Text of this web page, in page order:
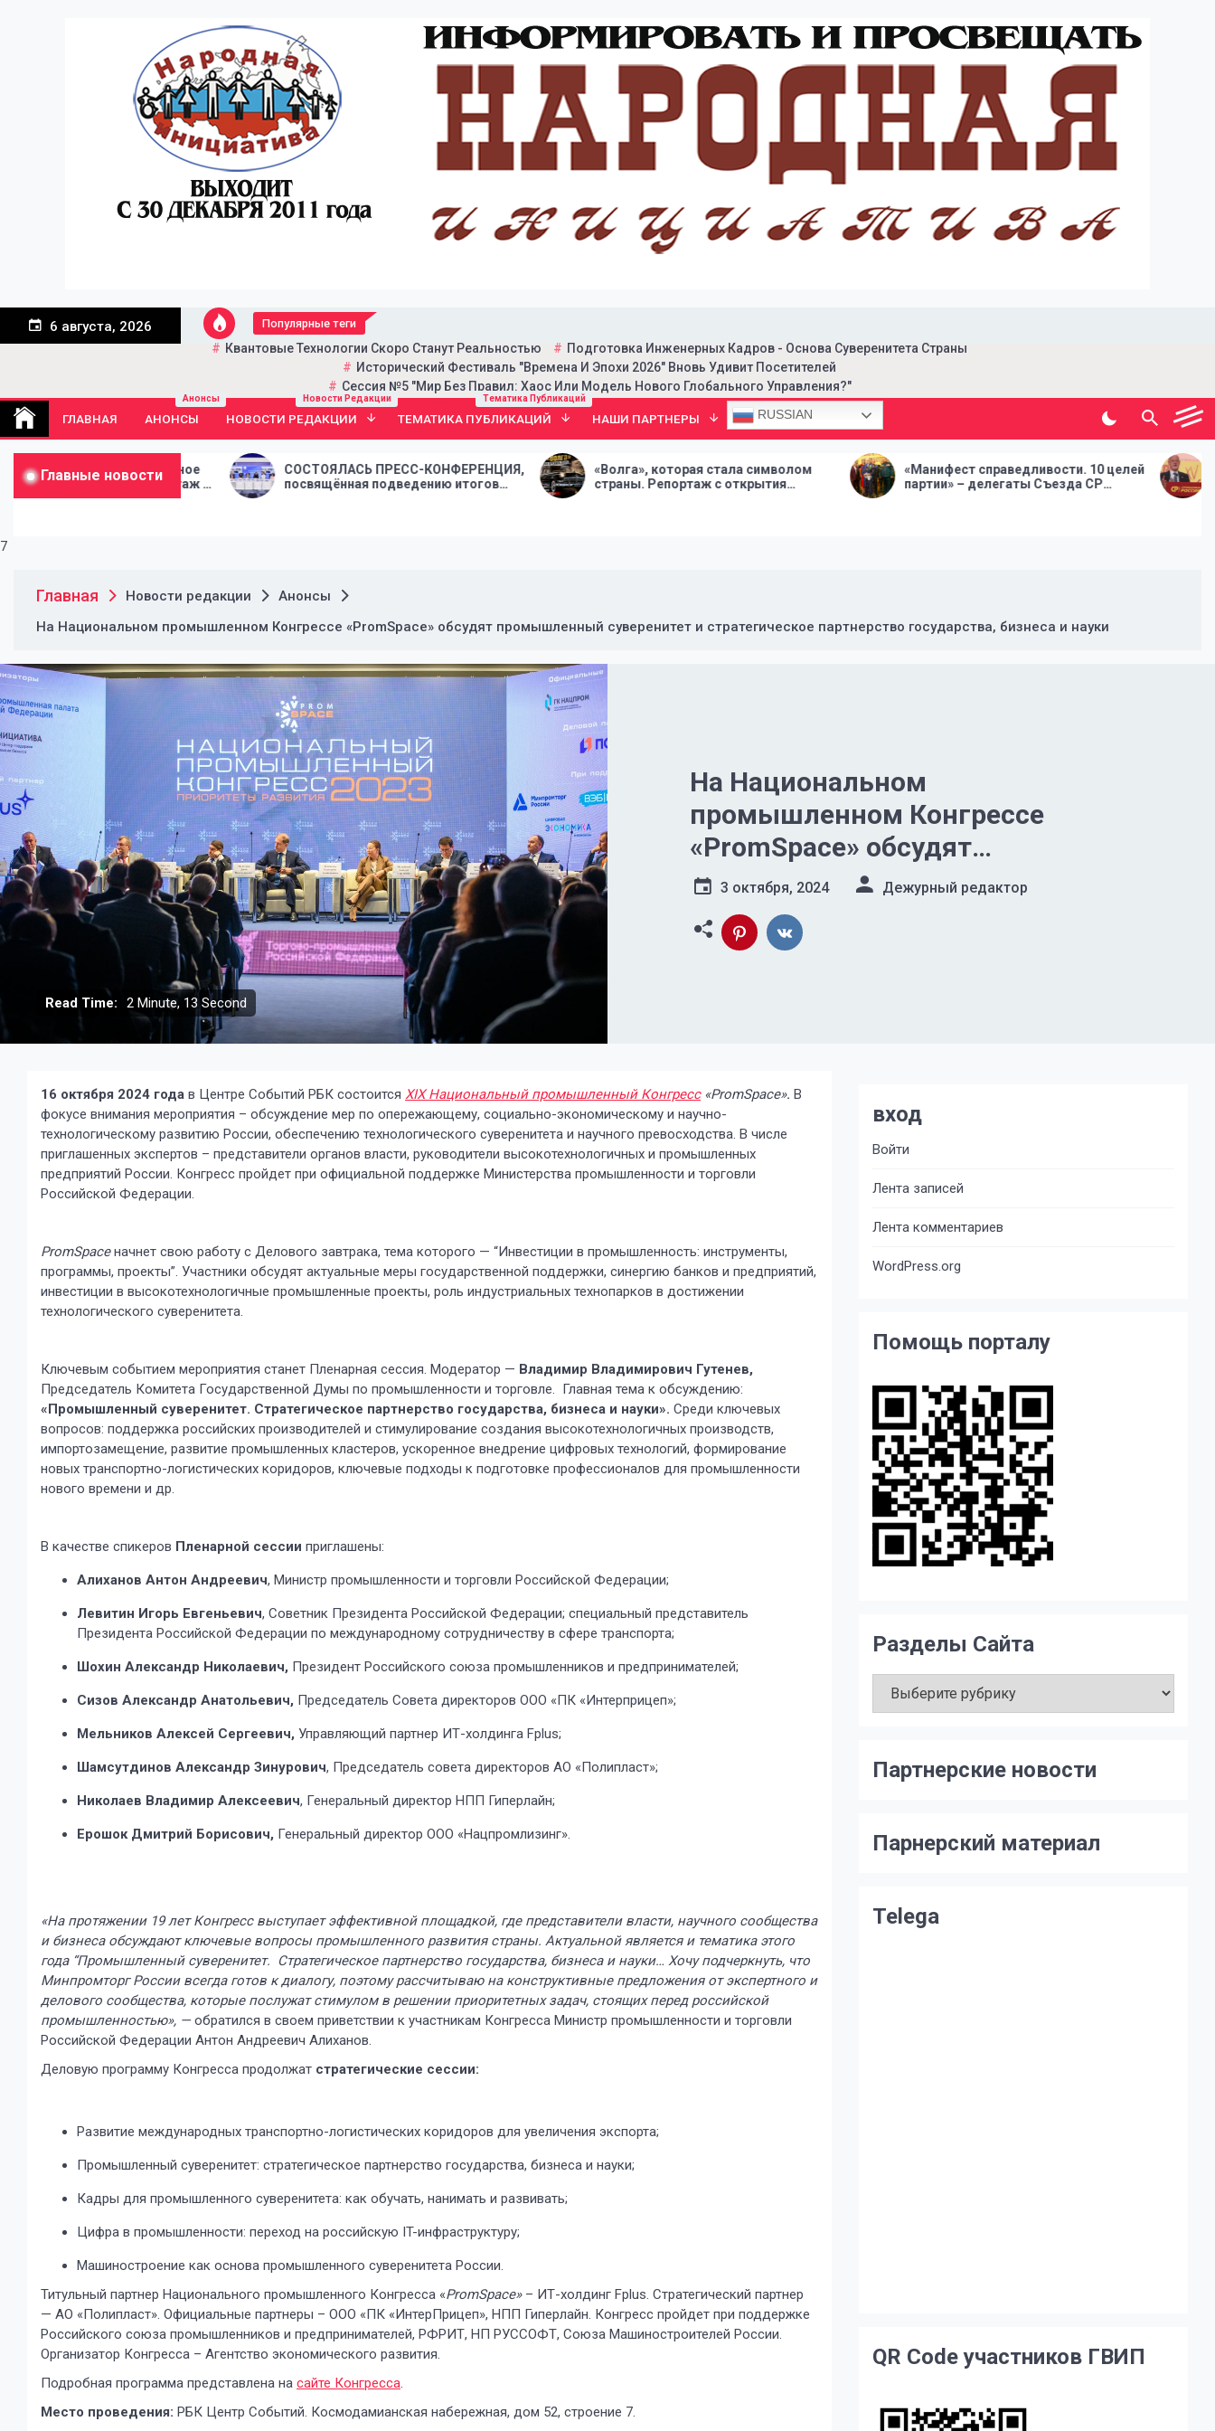
6 августа, 2026 Популярные теги
Квантовые Технологии Скоро Станут Реальностью
Подготовка Инженерных Кадров - Основа Суверенитета Страны
Исторический Фестиваль "Времена И Эпохи 2026" Вновь Удивит Посетителей
Сессия №5 "Мир Без Правил: Хаос Или Модель Нового Глобального Управления?"
Портал общественно-политической газеты "Народная инициатива"
ГЛАВНАЯ АНОНСЫ
Анонсы
НОВОСТИ РЕДАКЦИИ
Новости Редакции
ТЕМАТИКА ПУБЛИКАЦИЙ
Тематика Публикаций
НАШИ ПАРТНЕРЫ RUSSIAN
Главные новости
в огромное
репортаж с
СОСТОЯЛАСЬ ПРЕСС-КОНФЕРЕНЦИЯ,
посвящённая подведению итогов
сезона 2025/2026 «Покровка.Театр»
«Волга», которая стала символом
страны. Репортаж с открытия
выставки «ГАЗ-21. Сквозь время»
«Манифест справедливости. 10 целей
партии» – делегаты Съезда СР
приняли Предвыборную программу
Выступление
ходе второй
СПРАВЕДЛИВАЯ
7
Главная Новости редакции
Анонсы
На Национальном промышленном Конгрессе «PromSpace» обсудят промышленный суверенитет и стратегическое партнерство государства, бизнеса и науки
Read Time: 2 Minute, 13 Second
На Национальном
промышленном Конгрессе
«PromSpace» обсудят
промышленный суверенитет и
стратегическое партнерство
государства, бизнеса и науки
3 октября, 2024 Дежурный редактор
16 октября 2024 года в Центре Событий РБК состоится XIX Национальный промышленный Конгресс «PromSpace». В
фокусе внимания мероприятия – обсуждение мер по опережающему, социально-экономическому и научно-
технологическому развитию России, обеспечению технологического суверенитета и научного превосходства. В числе
приглашенных экспертов – представители органов власти, руководители высокотехнологичных и промышленных
предприятий России. Конгресс пройдет при официальной поддержке Министерства промышленности и торговли
Российской Федерации.
PromSpaceначнет свою работу с Делового завтрака, тема которого — “Инвестиции в промышленность: инструменты,
программы, проекты”. Участники обсудят актуальные меры государственной поддержки, синергию банков и предприятий,
инвестиции в высокотехнологичные промышленные проекты, роль индустриальных технопарков в достижении
технологического суверенитета.
Ключевым событием мероприятия станет Пленарная сессия. Модератор — Владимир Владимирович Гутенев,
Председатель Комитета Государственной Думы по промышленности и торговле. Главная тема к обсуждению:
«Промышленный суверенитет. Стратегическое партнерство государства, бизнеса и науки». Среди ключевых
вопросов: поддержка российских производителей и стимулирование создания высокотехнологичных производств,
импортозамещение, развитие промышленных кластеров, ускоренное внедрение цифровых технологий, формирование
новых транспортно-логистических коридоров, ключевые подходы к подготовке профессионалов для промышленности
нового времени и др.
В качестве спикеров Пленарной сессии приглашены:
Алиханов Антон Андреевич, Министр промышленности и торговли Российской Федерации;
Левитин Игорь Евгеньевич, Советник Президента Российской Федерации; специальный представитель
Президента Российской Федерации по международному сотрудничеству в сфере транспорта;
Шохин Александр Николаевич, Президент Российского союза промышленников и предпринимателей;
Сизов Александр Анатольевич, Председатель Совета директоров ООО «ПК «Интерприцеп»;
Мельников Алексей Сергеевич, Управляющий партнер ИТ-холдинга Fplus;
Шамсутдинов Александр Зинурович, Председатель совета директоров АО «Полипласт»;
Николаев Владимир Алексеевич, Генеральный директор НПП Гиперлайн;
Ерошок Дмитрий Борисович, Генеральный директор ООО «Нацпромлизинг».
«На протяжении 19 лет Конгресс выступает эффективной площадкой, где представители власти, научного сообщества
и бизнеса обсуждают ключевые вопросы промышленного развития страны. Актуальной является и тематика этого
года “Промышленный суверенитет. Стратегическое партнерство государства, бизнеса и науки… Хочу подчеркнуть, что
Минпромторг России всегда готов к диалогу, поэтому рассчитываю на конструктивные предложения от экспертного и
делового сообщества, которые послужат стимулом в решении приоритетных задач, стоящих перед российской
промышленностью», —обратился в своем приветствии к участникам Конгресса Министр промышленности и торговли
Российской Федерации Антон Андреевич Алиханов.
Деловую программу Конгресса продолжат стратегические сессии:
Развитие международных транспортно-логистических коридоров для увеличения экспорта;
Промышленный суверенитет: стратегическое партнерство государства, бизнеса и науки;
Кадры для промышленного суверенитета: как обучать, нанимать и развивать;
Цифра в промышленности: переход на российскую IT-инфраструктуру;
Машиностроение как основа промышленного суверенитета России.
Титульный партнер Национального промышленного Конгресса «PromSpace»– ИТ-холдинг Fplus. Стратегический партнер
— АО «Полипласт». Официальные партнеры – ООО «ПК «ИнтерПрицеп», НПП Гиперлайн. Конгресс пройдет при поддержке
Российского союза промышленников и предпринимателей, РФРИТ, НП РУССОФТ, Союза Машиностроителей России.
Организатор Конгресса – Агентство экономического развития.
Подробная программа представлена на сайте Конгресса.
Место проведения: РБК Центр Событий. Космодамианская набережная, дом 52, строение 7.
вход
Войти
Лента записей
Лента комментариев
WordPress.org
Помощь порталу
Разделы Сайта
Сайта
Партнерские новости
Парнерский материал
Telega
QR Code участников ГВИП